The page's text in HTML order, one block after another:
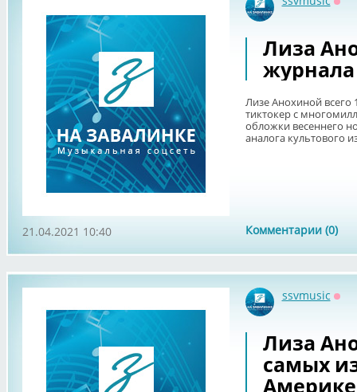
Лиза
журнала
Лизе Анохиной всего
тиктокер с
обложки весеннего
аналога культового
Комментарии (0)
21.04.2021 10:40
ssvmusic
Лиза
самых
Америке